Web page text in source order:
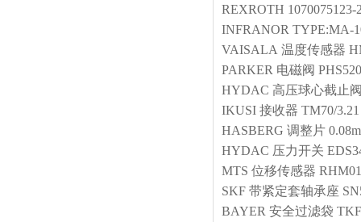
REXROTH 1070075123-
INFRANOR TYPE:MA-
VAISALA 温度传感器
PARKER 电磁阀
HYDAC 高压球心截止
IKUSI 接收器 TM70/
HASBERG 调整片
HYDAC 压力开关
MTS 位移传感器
SKF 带紧定套轴承座
BAYER 安全过滤袋